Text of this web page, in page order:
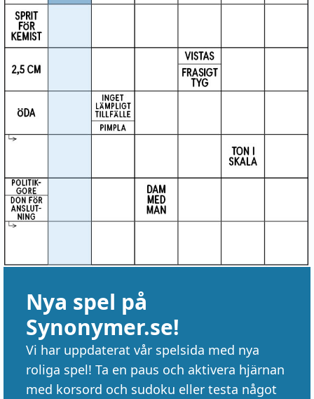
Nya spel på
Synonymer.se!
Vi har uppdaterat vår spelsida med nya
roliga spel! Ta en paus och aktivera hjärnan
med korsord och sudoku eller testa något